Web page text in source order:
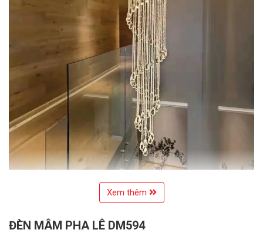
Xem thêm
ĐÈN MÂM PHA LÊ DM594